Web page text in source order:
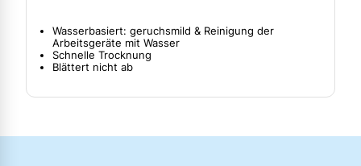
Wasserbasiert: geruchsmild & Reinigung der
Arbeitsgeräte mit Wasser
Schnelle Trocknung
Blättert nicht ab